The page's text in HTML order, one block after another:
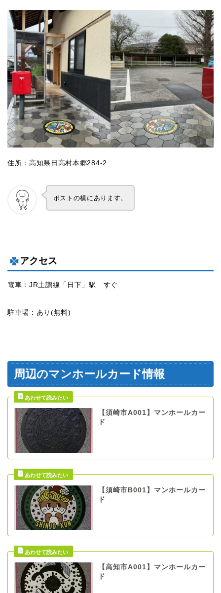
住所：高知県日高村本郷284-2
ポストの横にあります。
アクセス
電車：JR土讃線「日下」駅 すぐ
駐車場：あり(無料)
周辺のマンホールカード情報
【須崎市A001】マンホールカー
ド
【須崎市B001】マンホールカー
ド
【高知市A001】マンホールカー
ド